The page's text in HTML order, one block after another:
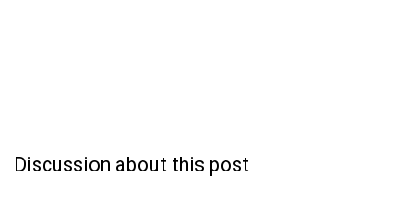
Discussion about this post